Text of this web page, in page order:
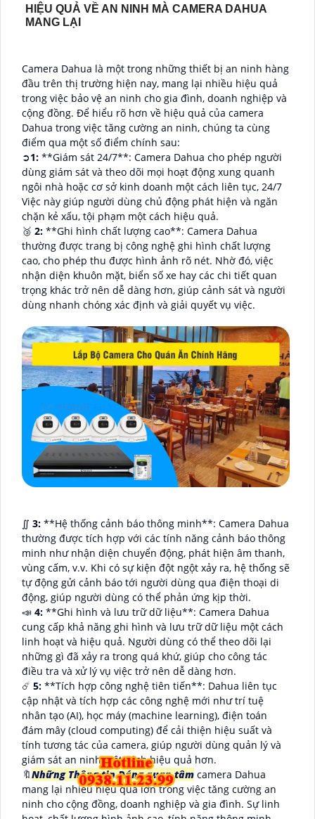
HIỆU QUẢ VỀ AN NINH MÀ CAMERA DAHUA
MANG LẠI
Camera Dahua là một trong những thiết bị an ninh hàng
đầu trên thị trường hiện nay, mang lại nhiều hiệu quả
trong việc bảo vệ an ninh cho gia đình, doanh nghiệp và
cộng đồng. Để hiểu rõ hơn về hiệu quả của camera
Dahua trong việc tăng cường an ninh, chúng ta cùng
điểm qua một số điểm chính sau:
➲1: **Giám sát 24/7**: Camera Dahua cho phép người
dùng giám sát và theo dõi mọi hoạt động xung quanh
ngôi nhà hoặc cơ sở kinh doanh một cách liên tục, 24/7
Việc này giúp người dùng chủ động phát hiện và ngăn
chặn kẻ xấu, tội phạm một cách hiệu quả.
🥉 2: **Ghi hình chất lượng cao**: Camera Dahua
thường được trang bị công nghệ ghi hình chất lượng
cao, cho phép thu được hình ảnh rõ nét. Nhờ đó, việc
nhận diện khuôn mặt, biển số xe hay các chi tiết quan
trọng khác trở nên dễ dàng hơn, giúp cảnh sát và người
dùng nhanh chóng xác định và giải quyết vụ việc.
∬ 3: **Hệ thống cảnh báo thông minh**: Camera Dahua
thường được tích hợp với các tính năng cảnh báo thông
minh như nhận diện chuyển động, phát hiện âm thanh,
vùng cấm, v.v. Khi có sự kiện đột ngột xảy ra, hệ thống sẽ
tự động gửi cảnh báo tới người dùng qua điện thoại di
động, giúp người dùng có thể phản ứng kịp thời.
📣 4: **Ghi hình và lưu trữ dữ liệu**: Camera Dahua
cung cấp khả năng ghi hình và lưu trữ dữ liệu một cách
linh hoạt và hiệu quả. Người dùng có thể theo dõi lại
những gì đã xảy ra trong quá khứ, giúp cho công tác
điều tra và xử lý vụ việc trở nên dễ dàng hơn.
☄️ 5: **Tích hợp công nghệ tiên tiến**: Dahua liên tục
cập nhật và tích hợp các công nghệ mới như trí tuệ
nhân tạo (AI), học máy (machine learning), điện toán
đám mây (cloud computing) để cải thiện hiệu suất và
tính tương tác của camera, giúp người dùng quản lý và
giám sát an ninh một cách hiệu quả hơn.
🔖Những Thông tin Đáng quan tâm camera Dahua
mang lại nhiều hiệu quả lớn trong việc tăng cường an
ninh cho cộng đồng, doanh nghiệp và gia đình. Sự linh